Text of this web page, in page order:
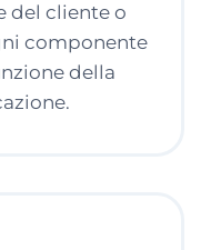
del cliente o
componente
della